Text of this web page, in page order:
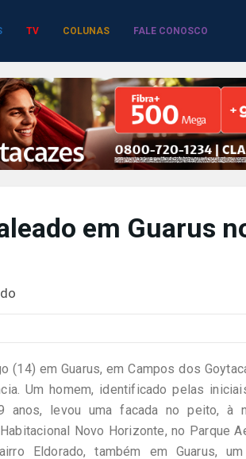
TV COLUNAS FALE CONOSCO
em Guarus
(14) em Guarus, em Campos dos
Um homem, identificado pelas
anos, levou uma facada no peito, à
Novo Horizonte, no Parque
Eldorado, também em Guarus, um